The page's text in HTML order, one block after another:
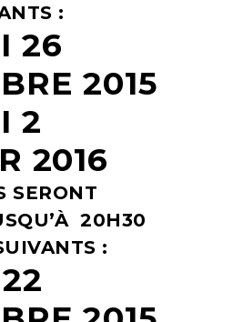
:
26
2015
2
2016
SERONT
20H30
: